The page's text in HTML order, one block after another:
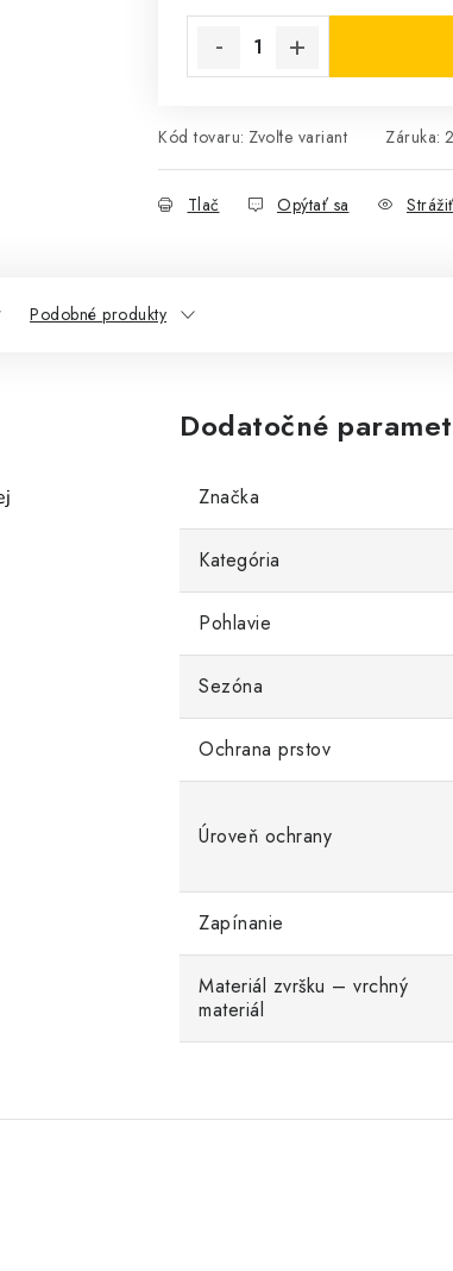
Kód tovaru: Zvoľte variant Záruka:
Tlač Opýtať sa Strážiť
Podobné produkty
Dodatočné
Značka
Kategória
Pohlavie
Sezóna
Ochrana prstov
Úroveň ochrany
Zapínanie
Materiál zvršku – vrchný
materiál